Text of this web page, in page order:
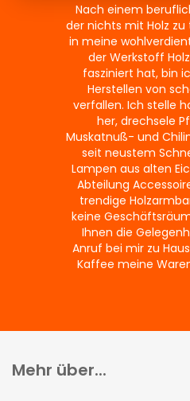
Nach einem
der nichts mit Holz
in meine
der Werkstoff
fasziniert hat, bin
Herstellen von
verfallen. Ich stelle
her, drechsele
Muskatnuß- und
seit neustem
Lampen aus alten
Abteilung
trendige
keine
Ihnen die
Anruf bei mir zu
Kaffee meine
Mehr über...